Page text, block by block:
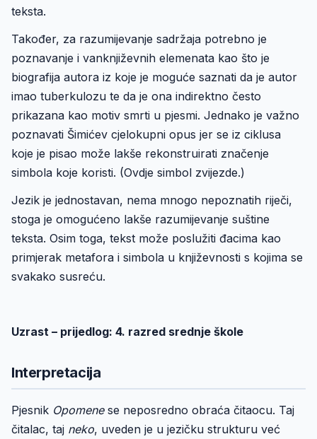
teksta.
Također, za razumijevanje sadržaja potrebno je
poznavanje i vanknjiževnih elemenata kao što je
biografija autora iz koje je moguće saznati da je autor
imao tuberkulozu te da je ona indirektno često
prikazana kao motiv smrti u pjesmi. Jednako je važno
poznavati Šimićev cjelokupni opus jer se iz ciklusa
koje je pisao može lakše rekonstruirati značenje
simbola koje koristi. (Ovdje simbol zvijezde.)
Jezik je jednostavan, nema mnogo nepoznatih riječi,
stoga je omogućeno lakše razumijevanje suštine
teksta. Osim toga, tekst može poslužiti đacima kao
primjerak metafora i simbola u književnosti s kojima se
svakako susreću.
Uzrast – prijedlog: 4. razred srednje škole
Interpretacija
Pjesnik Opomene se neposredno obraća čitaocu. Taj
čitalac, taj neko, uveden je u jezičku strukturu već